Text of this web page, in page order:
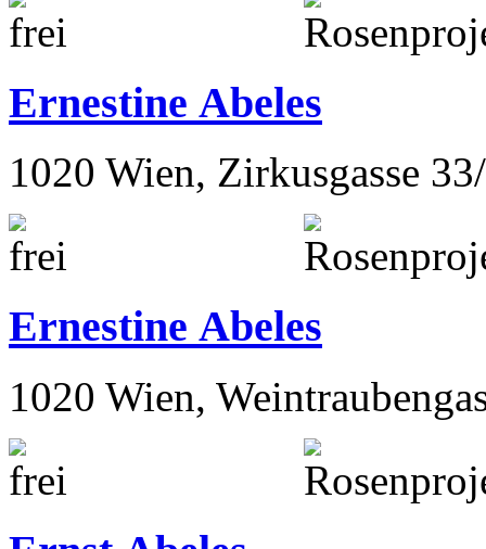
Ernestine Abeles
1020 Wien, Zirkusgasse
Ernestine Abeles
1020 Wien,